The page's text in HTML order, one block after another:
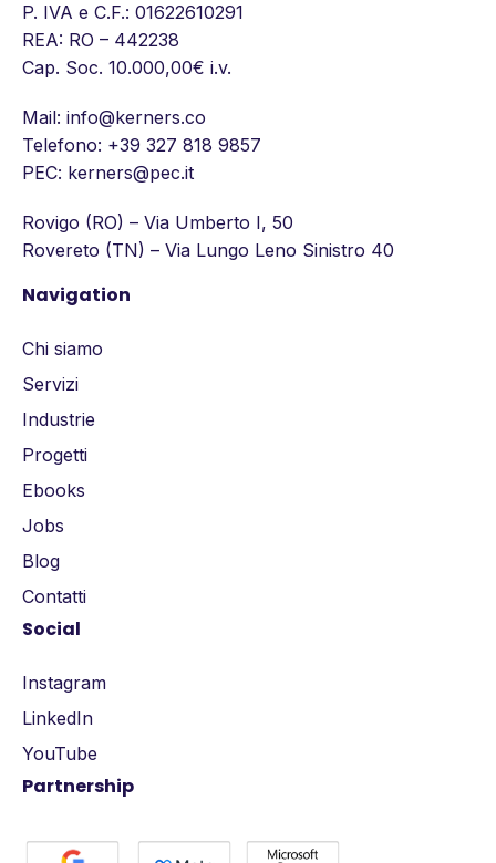
P. IVA e C.F.: 01622610291
REA: RO – 442238
Cap. Soc. 10.000,00€ i.v.
Mail: info@kerners.co
Telefono: +39 327 818 9857
PEC: kerners@pec.it
Rovigo (RO) – Via Umberto I, 50
Rovereto (TN) – Via Lungo Leno Sinistro 40
Navigation
Chi siamo
Servizi
Industrie
Progetti
Ebooks
Jobs
Blog
Contatti
Social
Instagram
LinkedIn
YouTube
Partnership